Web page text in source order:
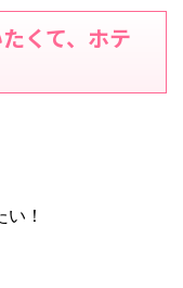
くて、ホテ
！